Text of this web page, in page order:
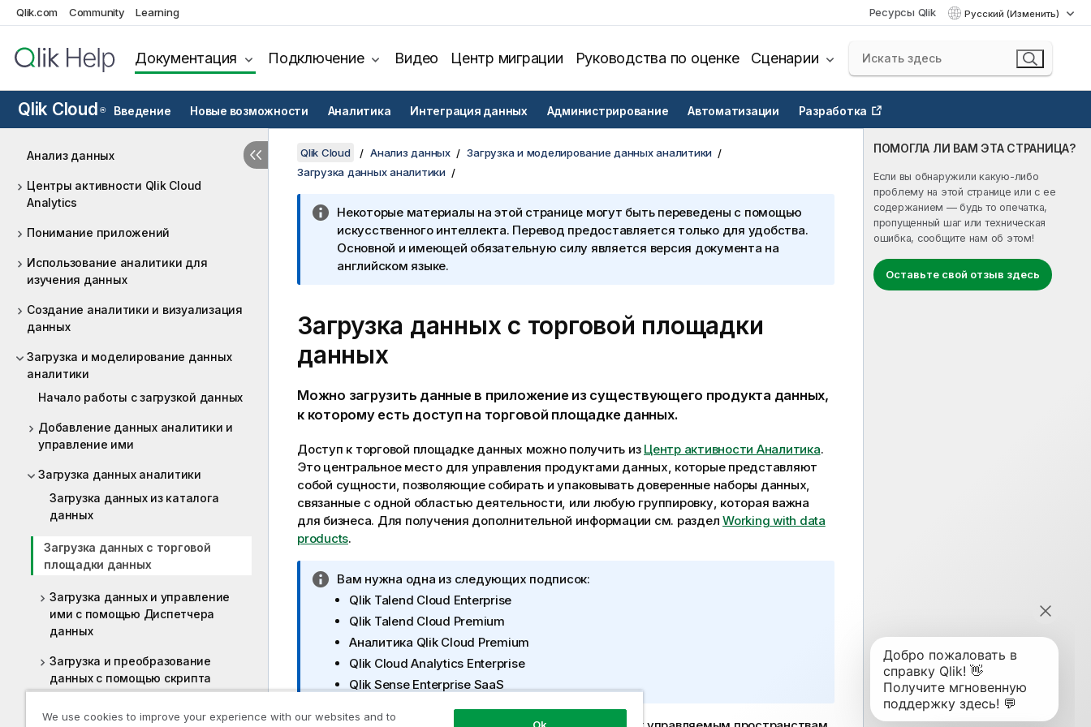
Qlik.com Community Learning Ресурсы Qlik Русский (Изменить)
Документация Подключение Видео Центр миграции Руководства по оценке Сценарии
Qlik Cloud ® Введение Новые возможности Аналитика Интеграция данных Администрирование Автоматизации Разработка
Анализ данных
Центры активности Qlik Cloud
Analytics
Понимание приложений
Использование аналитики для
изучения данных
Создание аналитики и визуализация
данных
Загрузка и моделирование данных
аналитики
Начало работы с загрузкой данных
Добавление данных аналитики и
управление ими
Загрузка данных аналитики
Загрузка данных из каталога
данных
Загрузка данных с торговой
площадки данных
Загрузка данных и управление
ими с помощью Диспетчера
данных
Загрузка и преобразование
данных с помощью скрипта
ПОМОГЛА ЛИ ВАМ ЭТА СТРАНИЦА?
Если вы обнаружили какую-либо
проблему на этой странице или с ее
содержанием — будь то опечатка,
пропущенный шаг или техническая
ошибка, сообщите нам об этом!
Оставьте свой отзыв здесь
Qlik Cloud Анализ данных
Загрузка и моделирование данных аналитики
Загрузка данных аналитики
Некоторые материалы на этой странице могут быть переведены с помощью
искусственного интеллекта. Перевод предоставляется только для удобства.
Основной и имеющей обязательную силу является версия документа на
английском языке.
Загрузка данных с торговой площадки
данных
Можно загрузить данные в приложение из существующего продукта данных,
к которому есть доступ на торговой площадке данных.
Доступ к торговой площадке данных можно получить из Центр активности Аналитика.
Это центральное место для управления продуктами данных, которые представляют
собой сущности, позволяющие собирать и упаковывать доверенные наборы данных,
связанные с одной областью деятельности, или любую группировку, которая важна
для бизнеса. Для получения дополнительной информации см. раздел Working with data
products.
П
р
ч
а
и
Вам нужна одна из следующих подписок:
Qlik Talend Cloud Enterprise
Qlik Talend Cloud Premium
Аналитика Qlik Cloud Premium
Qlik Cloud Analytics Enterprise
Qlik Sense Enterprise SaaS
We use cookies to improve your experience with our websites and to